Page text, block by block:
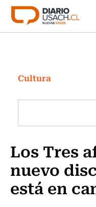
Click acá para ir
Investigación
Cultura
Programas Radio
Cultura
Los Tres
nuevo
está en